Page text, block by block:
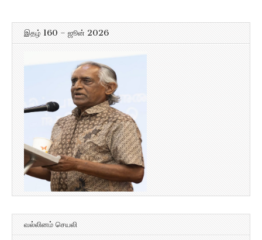
இதழ் 160 – ஜூன் 2026
வல்லினம் செயலி